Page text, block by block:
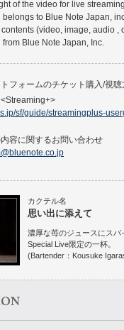
of the video for live
belongs to Blue Note Japan,
(video, image, audio
Blue Note Japan, Inc.
フォームのチケット購入/視
sf/guide/streamingplus-
容に関するお問い合わせ
カクテル名
思い出に添えて
濃厚な苺のジュースにス
Special Live限定の一杯。
(Bartender：Kousuke